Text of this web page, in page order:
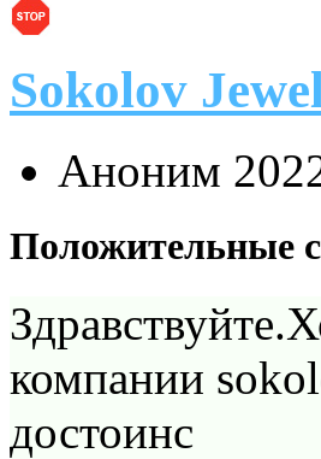
Sokolov
Аноним
Положительные
компании
достоинс